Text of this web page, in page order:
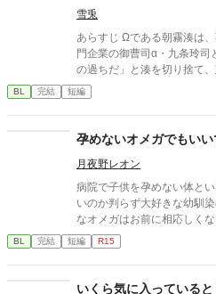
雪兎
あらすじ Ωである朝霧湊は、事故のような一夜をきっかけに、名
門企業の御曹司α・九条玲司と関係を持つ
の過ちだ」と湊を切り捨て
を選んだ。 深く傷ついた湊は、彼の前から姿を消す。 数か月後―
―。 湊の身体は、これまで誰も知らなかった希少な『遅咲きΩ』
たと知る。 「戻ってきてくれ」 今さら必死に追いかけてくる玲
司。 だが湊の隣には、自分を支え続けてくれた医師のα・神崎伊
織がいた。 「あなたは俺を捨てたでしょう」 後悔に苦しむα、執
着する第二のα、そして希少Ωを巡る陰謀
くないΩが最後に選ぶ相手とは――。 捨てた側の
速する、すれ違いオメガバー
BL 完結 短編
孕めないオメガでもいい
月夜野レオン
病院で子供を孕めない体と
いのか判らず大好きな幼馴
なオメガはお前に相応しく
BL 完結 短編 R15
いくら気に入っている